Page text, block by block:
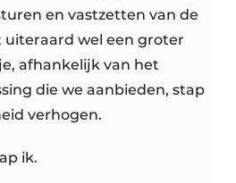
en vastzetten van de
uiteraard wel een groter
afhankelijk van het
die we aanbieden, stap
verhogen.
ik.